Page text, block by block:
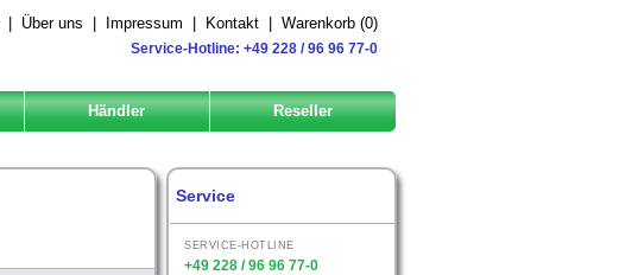
Über uns Impressum Kontakt Warenkorb (0)
Service-Hotline: +49 228 / 96 96 77-0
Händler Reseller
Service
SERVICE-HOTLINE
+49 228 / 96 96 77-0